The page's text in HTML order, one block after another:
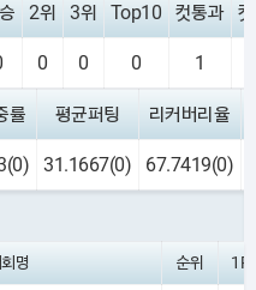
2위 3위 Top10 컷통과
0 0 0 1
률 평균퍼팅 리커버리율
31.1667(0) 67.7419(0)
명 순위 1R